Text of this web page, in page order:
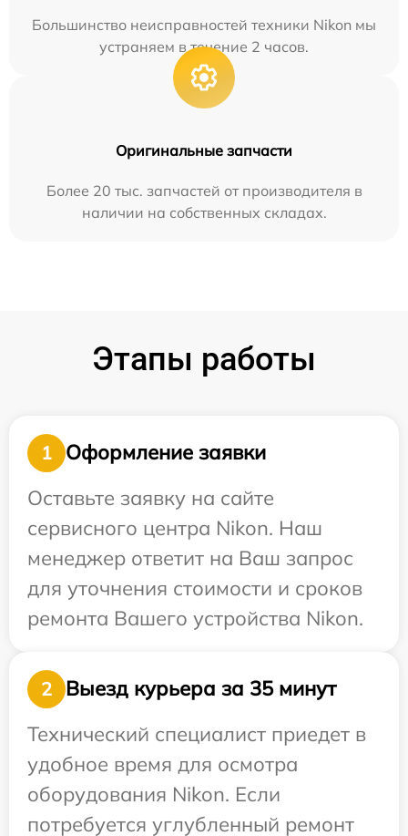
Большинство неисправностей техники Nikon мы
устраняем в течение 2 часов.
Оригинальные запчасти
Более 20 тыс. запчастей от производителя в
наличии на собственных складах.
Этапы работы
1
Оформление заявки
Оставьте заявку на сайте
сервисного центра Nikon. Наш
менеджер ответит на Ваш запрос
для уточнения стоимости и сроков
ремонта Вашего устройства Nikon.
2
Выезд курьера за 35 минут
Технический специалист приедет в
удобное время для осмотра
оборудования Nikon. Если
потребуется углубленный ремонт